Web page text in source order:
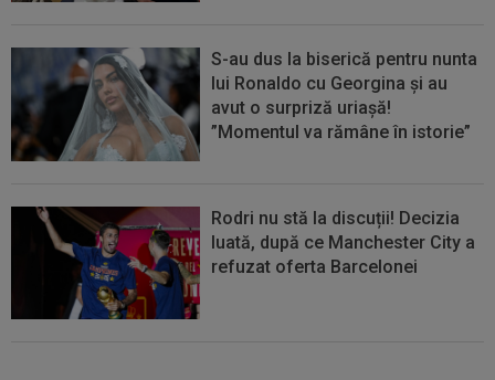
S-au dus la biserică pentru nunta
lui Ronaldo cu Georgina și au
avut o surpriză uriașă!
”Momentul va rămâne în istorie”
Rodri nu stă la discuții! Decizia
luată, după ce Manchester City a
refuzat oferta Barcelonei